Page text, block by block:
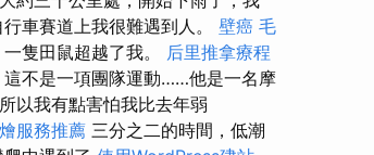
車賽道上我很難遇到人。 壁癌 毛
隻田鼠超越了我。 后里推拿療程
不是一項團隊運動……他是一名摩
以我有點害怕我比去年弱
服務推薦 三分之二的時間，低潮